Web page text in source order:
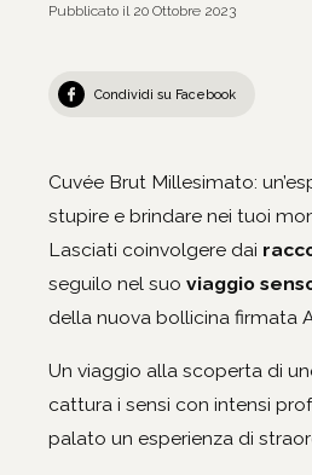
Pubblicato il 20 Ottobre 2023
Condividi su Facebook
Cuvée Brut Millesimato:
stupire e brindare nei tuoi
Lasciati coinvolgere dai
seguilo nel suo viaggio
della nuova bollicina firmata
Un viaggio alla scoperta di
cattura i sensi con intensi
palato un esperienza di